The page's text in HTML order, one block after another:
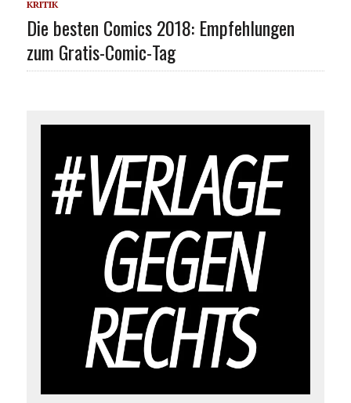
KRITIK
Die besten Comics 2018: Empfehlungen
zum Gratis-Comic-Tag